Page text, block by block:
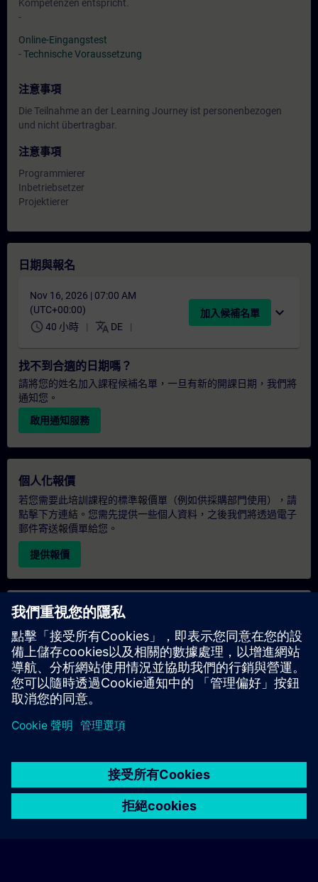
explore
Kompetenzen entspricht.
-
Online-Eingangstest
-Technische Voraussetzung
注意事項
Die Teilnahme an der Learning Journey ist personenbezogen
und nicht übertragbar.
注意事項
Programmierer
Inbetriebsetzer
Projektierer
日期與報名
Nov 16, 2026 | 07:00 AM
(UTC+00:00)
schedule 40 小時 translate DE
加入候補名單 expand_more
找不到合適的日期嗎？
請將您的姓名加入課程候補名單，一旦有新的開課日期，我們將
通知您。
啟用通知服務
個人化報價
若您需要此培訓課程的標準報價單（例如供採購部門使用），請
點擊下方連結。您需先提供一些個人資料，之後我們將透過電子
郵件寄送報價單給您。
提供報價
專屬培訓諮詢
若您需要針對專屬培訓課程（無論是現場、線上或於我們的
SITRAIN 培訓中心舉辦）索取報價，請填寫下方的諮詢表單。此
類請求適合較大規模的團體（6 人以上）。提供您的聯絡資料及
培訓需求後，我們將向您發送報價單。
索取專屬報價